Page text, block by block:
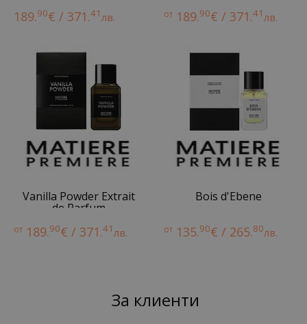
189.90€ / 371.41лв. от 189.90€ / 371.41лв.
Vanilla Powder Extrait
de Parfum
от 189.90€ / 371.41лв.
Bois d'Ebene
от 135.90€ / 265.80лв.
За клиенти